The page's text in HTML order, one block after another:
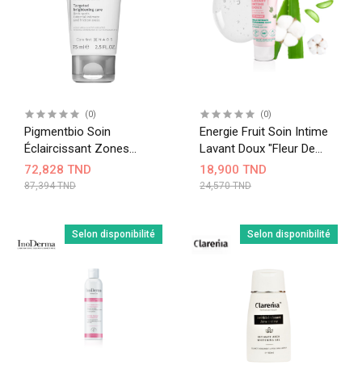
(0)
Pigmentbio Soin
Éclaircissant Zones
Intimes & Sensibles
72,828 TND
87,394 TND
(0)
Energie Fruit Soin Intime
Lavant Doux "fleur De
Coton & Aloe Vera Bio"
18,900 TND
24,570 TND
Selon disponibilité Selon disponibilité